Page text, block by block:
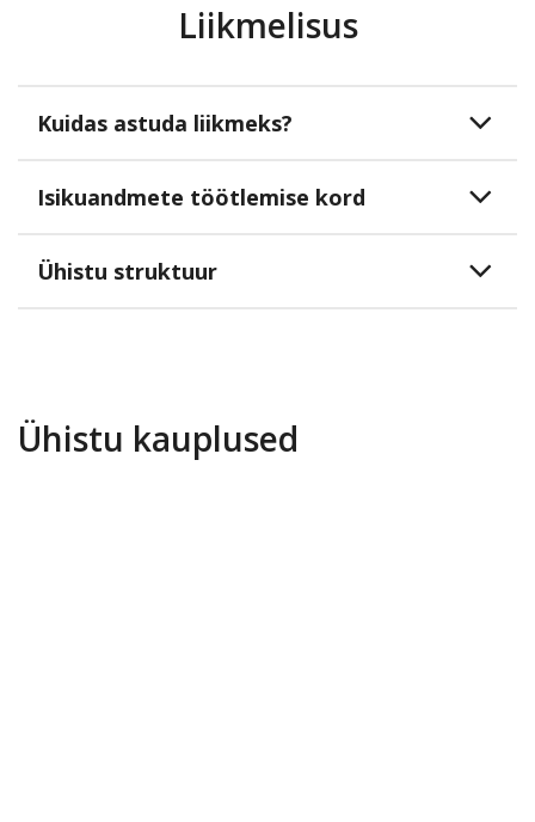
Liikmelisus
Kuidas astuda liikmeks?
Isikuandmete töötlemise kord
Ühistu struktuur
Ühistu kauplused